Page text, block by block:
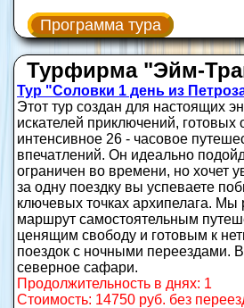
Программа тура
Турфирма "Эйм-
Тур "Соловки 1 день из
Этот тур создан для настоящих
искателей приключений, готовых
интенсивное 26 - часовое
впечатлений. Он идеально
ограничен во времени, но хочет
за одну поездку вы успеваете
ключевых точках архипелага. Мы
маршрут самостоятельным
ценящим свободу и готовым к
поездок с ночными переездами.
северное сафари.
Продолжительность в днях: 1
Стоимость: 14750 руб. без